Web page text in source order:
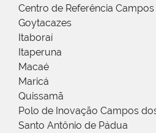
Centro de Referência
Goytacazes
Itaboraí
Itaperuna
Macaé
Maricá
Quissamã
Polo de Inovação Campos
Santo Antônio de Pádua